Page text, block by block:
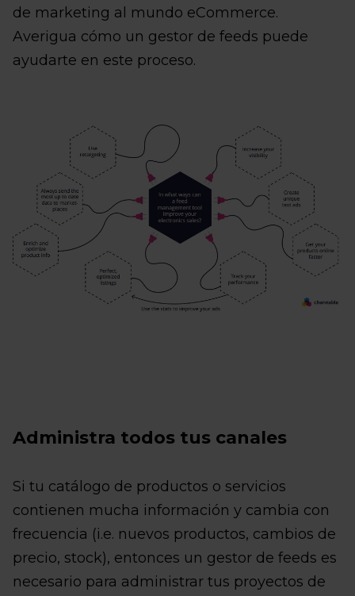
de marketing al mundo eCommerce.
Averigua cómo un gestor de feeds puede
ayudarte en este proceso.
Administra todos tus canales
Si tu catálogo de productos o servicios
contienen mucha información y cambia con
frecuencia (i.e. nuevos productos, cambios de
precio, stock), entonces un gestor de feeds es
necesario para administrar tus proyectos de